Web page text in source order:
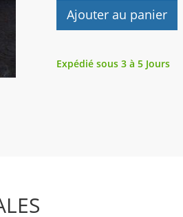
Ajouter au panier
Expédié sous 3 à 5 Jours